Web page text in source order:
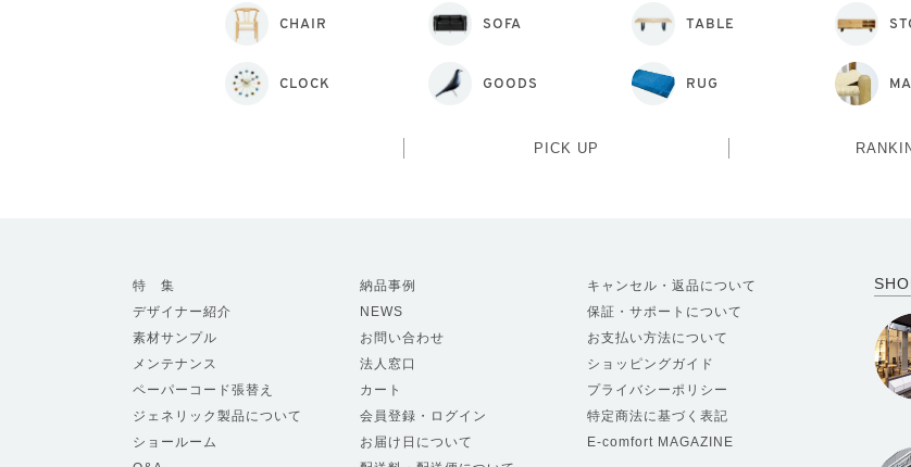
CHAIR SOFA TABLE
CLOCK GOODS RUG
PICK UP
特 集
デザイナー紹介
素材サンプル
メンテナンス
ペーパーコード張替え
ジェネリック製品について
ショールーム
納品事例
NEWS
お問い合わせ
法人窓口
カート
会員登録・ログイン
お届け日について
キャンセル・返品について
保証・サポートについて
お支払い方法について
ショッピングガイド
プライバシーポリシー
特定商法に基づく表記
E-comfort MAGAZINE